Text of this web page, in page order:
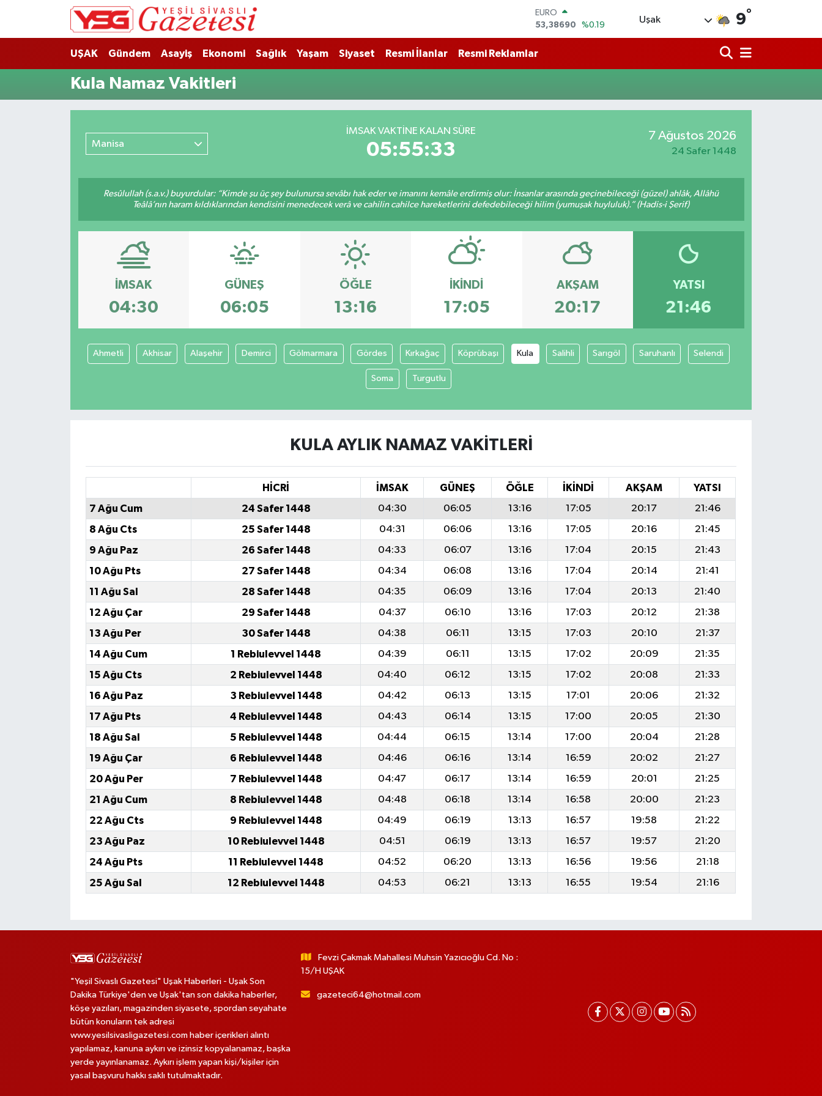
EURO
53,38690
%0.19
STERLİN
BITCOIN
Uşak 9°
UŞAK Gündem Asayiş Ekonomi Sağlık Yaşam Siyaset Resmi İlanlar Resmi Reklamlar
Kula Namaz Vakitleri
Manisa
İMSAK VAKTİNE KALAN SÜRE
05:55:32
7 Ağustos 2026
24 Safer 1448
Resûlullah (s.a.v.) buyurdular: “Kimde şu üç şey bulunursa sevâbı hak eder ve imanını kemâle erdirmiş olur: İnsanlar arasında geçinebileceği (güzel) ahlâk, Allâhü
Teâlâ’nın haram kıldıklarından kendisini menedecek verâ ve cahilin cahilce hareketlerini defedebileceği hilim (yumuşak huyluluk).” (Hadis-i Şerif)
İMSAK
04:30
GÜNEŞ
06:05
ÖĞLE
13:16
İKINDI
17:05
AKŞAM
20:17
YATSI
21:46
Ahmetli Akhisar Alaşehir Demirci Gölmarmara Gördes Kırkağaç Köprübaşı Kula Salihli Sarıgöl Saruhanlı Selendi
Soma Turgutlu
KULA AYLIK NAMAZ VAKITLERI
HİCRİ İMSAK GÜNEŞ ÖĞLE İKINDI AKŞAM
YATSI
7 Ağu Cum
24 Safer 1448 04:30 06:05 13:16 17:05 20:17
21:46
8 Ağu Cts
25 Safer 1448 04:31 06:06 13:16 17:05 20:16
21:45
9 Ağu Paz
26 Safer 1448 04:33 06:07 13:16 17:04 20:15
21:43
10 Ağu Pts
27 Safer 1448 04:34 06:08 13:16 17:04 20:14
21:41
11 Ağu Sal
28 Safer 1448 04:35 06:09 13:16 17:04 20:13
21:40
12 Ağu Çar
29 Safer 1448 04:37 06:10 13:16 17:03 20:12
21:38
13 Ağu Per
30 Safer 1448 04:38 06:11 13:15 17:03 20:10
21:37
14 Ağu Cum
1 Rebiulevvel 1448 04:39 06:11 13:15 17:02 20:09
21:35
15 Ağu Cts
2 Rebiulevvel 1448 04:40 06:12 13:15 17:02 20:08
21:33
16 Ağu Paz
3 Rebiulevvel 1448 04:42 06:13 13:15 17:01 20:06
21:32
17 Ağu Pts
4 Rebiulevvel 1448 04:43 06:14 13:15 17:00 20:05
21:30
18 Ağu Sal
5 Rebiulevvel 1448 04:44 06:15 13:14 17:00 20:04
21:28
19 Ağu Çar
6 Rebiulevvel 1448 04:46 06:16 13:14 16:59 20:02
21:27
20 Ağu Per
7 Rebiulevvel 1448 04:47 06:17 13:14 16:59 20:01
21:25
21 Ağu Cum
8 Rebiulevvel 1448 04:48 06:18 13:14 16:58 20:00
21:23
22 Ağu Cts
9 Rebiulevvel 1448 04:49 06:19 13:13 16:57 19:58
21:22
23 Ağu Paz
10 Rebiulevvel 1448 04:51 06:19 13:13 16:57 19:57
21:20
24 Ağu Pts
11 Rebiulevvel 1448 04:52 06:20 13:13 16:56 19:56
21:18
25 Ağu Sal
12 Rebiulevvel 1448 04:53 06:21 13:13 16:55 19:54 21:16
"Yeşil Sivaslı Gazetesi" Uşak Haberleri - Uşak Son
Dakika Türkiye'den ve Uşak'tan son dakika haberler,
köşe yazıları, magazinden siyasete, spordan seyahate
bütün konuların tek adresi
www.yesilsivasligazetesi.com haber içerikleri alıntı
yapılamaz, kanuna aykırı ve izinsiz kopyalanamaz, başka
yerde yayınlanamaz. Aykırı işlem yapan kişi/kişiler için
yasal başvuru hakkı saklı tutulmaktadır.
Fevzi Çakmak Mahallesi Muhsin Yazıcıoğlu Cd. No :
15/H UŞAK
gazeteci64@hotmail.com
Hava Durumu
Namaz Vakitleri
Trafik Durumu
Son Dakika Haberleri